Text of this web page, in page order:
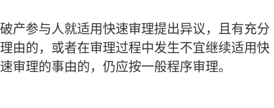
破产参与人就适用快速审理提出异议，且有充分
理由的，或者在审理过程中发生不宜继续适用快
速审理的事由的，仍应按一般程序审理。